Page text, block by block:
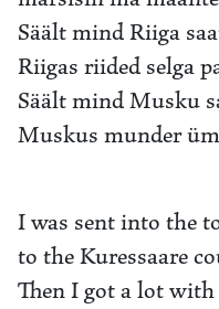
Säält mind Riiga
Riigas riided selga
Säält mind Musku
Muskus munder
I was sent into the
to the Kuressaare
Then I got a lot